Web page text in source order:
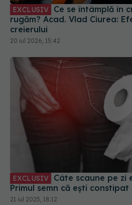
EXCLUSIV
rugăm? Acad. Vlad Ciurea:
creierului
20 iul 2026, 15:42
EXCLUSIV
Primul semn că ești constipat
21 iul 2025, 18:12